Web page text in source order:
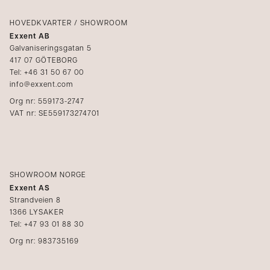
Kataloger
Mediabank
Bli forhandler
HOVEDKVARTER / SHOWROOM
Exxent AB
Galvaniseringsgatan 5
417 07 GÖTEBORG
Tel: +46 31 50 67 00
info@exxent.com
Org nr: 559173-2747
VAT nr: SE559173274701
SHOWROOM NORGE
Exxent AS
Strandveien 8
1366 LYSAKER
Tel: +47 93 01 88 30
Org nr: 983735169